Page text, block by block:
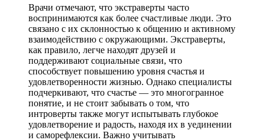
Врачи отмечают, что экстраверты часто
воспринимаются как более счастливые люди. Это
связано с их склонностью к общению и активному
взаимодействию с окружающими. Экстраверты,
как правило, легче находят друзей и
поддерживают социальные связи, что
способствует повышению уровня счастья и
удовлетворенности жизнью. Однако специалисты
подчеркивают, что счастье — это многогранное
понятие, и не стоит забывать о том, что
интроверты также могут испытывать глубокое
удовлетворение и радость, находя их в уединении
и саморефлексии. Важно учитывать